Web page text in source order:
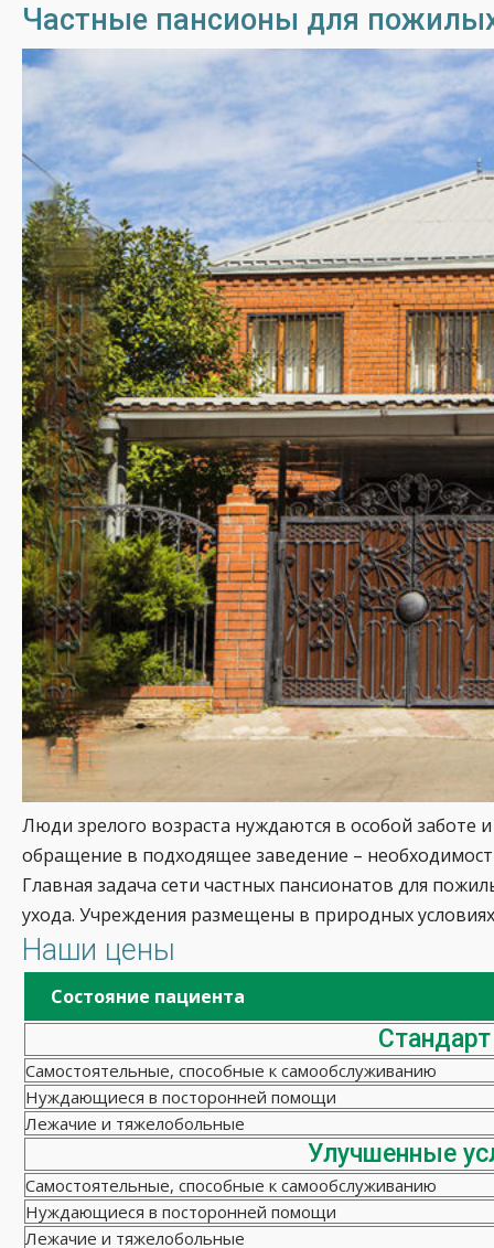
Частные пансионы для
Люди зрелого возраста нуждаются в особой заботе
обращение в подходящее заведение –
Главная задача сети частных пансионатов для
ухода. Учреждения размещены в природных
Наши цены
Состояние пациента
Стандарт
Самостоятельные, способные к самообслуживанию
Нуждающиеся в посторонней помощи
Лежачие и тяжелобольные
Улучшенные
Самостоятельные, способные к самообслуживанию
Нуждающиеся в посторонней помощи
Лежачие и тяжелобольные